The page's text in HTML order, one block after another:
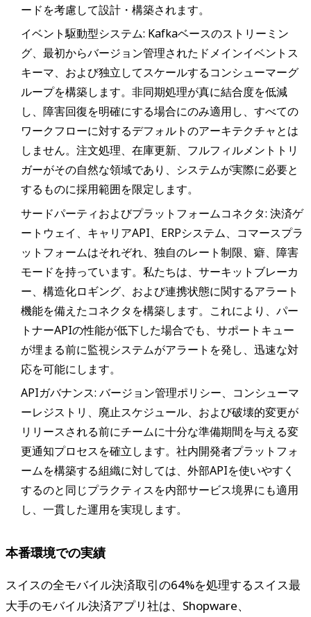
ードを考慮して設計・構築されます。
イベント駆動型システム: Kafkaベースのストリーミン
グ、最初からバージョン管理されたドメインイベントス
キーマ、および独立してスケールするコンシューマーグ
ループを構築します。非同期処理が真に結合度を低減
し、障害回復を明確にする場合にのみ適用し、すべての
ワークフローに対するデフォルトのアーキテクチャとは
しません。注文処理、在庫更新、フルフィルメントトリ
ガーがその自然な領域であり、システムが実際に必要と
するものに採用範囲を限定します。
サードパーティおよびプラットフォームコネクタ: 決済ゲ
ートウェイ、キャリアAPI、ERPシステム、コマースプラ
ットフォームはそれぞれ、独自のレート制限、癖、障害
モードを持っています。私たちは、サーキットブレーカ
ー、構造化ロギング、および連携状態に関するアラート
機能を備えたコネクタを構築します。これにより、パー
トナーAPIの性能が低下した場合でも、サポートキュー
が埋まる前に監視システムがアラートを発し、迅速な対
応を可能にします。
APIガバナンス: バージョン管理ポリシー、コンシューマ
ーレジストリ、廃止スケジュール、および破壊的変更が
リリースされる前にチームに十分な準備期間を与える変
更通知プロセスを確立します。社内開発者プラットフォ
ームを構築する組織に対しては、外部APIを使いやすく
するのと同じプラクティスを内部サービス境界にも適用
し、一貫した運用を実現します。
本番環境での実績
スイスの全モバイル決済取引の64%を処理するスイス最
大手のモバイル決済アプリ社は、Shopware、